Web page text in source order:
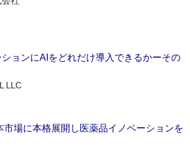
ョンにAIをどれだけ導入できるかーその
LLC
場に本格展開し医薬品イノベーションを